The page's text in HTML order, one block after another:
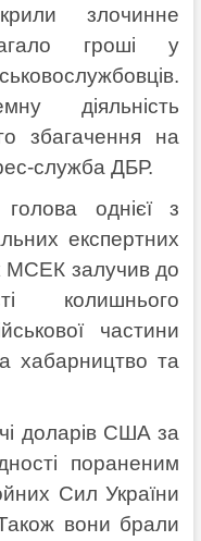
злочинне
гроші у
діяльність
збагачення на
служба ДБР.
голова однієї з
експертних
МСЕК залучив до
колишнього
частини
хабарництво та
доларів США за
пораненим
Сил України
вони брали